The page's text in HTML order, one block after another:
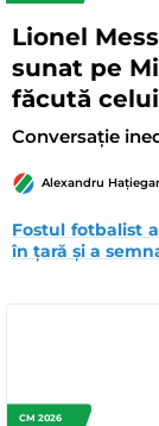
Lionel
sunat pe
făcută
Conversație
Alexandru
Fostul fotbalist
în țară și a
CM 2026